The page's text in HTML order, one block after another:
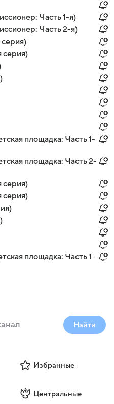
Часть 1-я)
Часть 2-я)
серия)
площадка: Часть 1-
площадка: Часть 2-
серия)
серия)
площадка: Часть 1-
Найти
Избранные
Центральные